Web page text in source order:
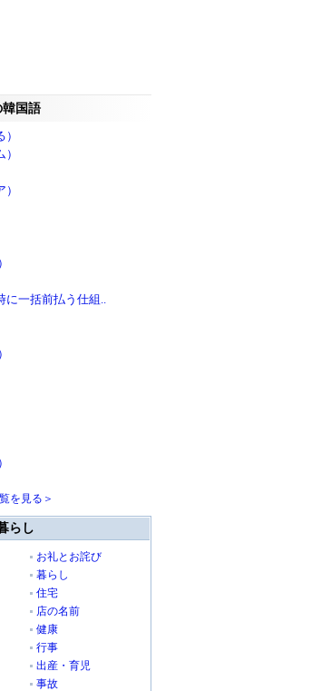
国語
に一括前払う仕組..
を見る＞
らし
お礼とお詫び
暮らし
住宅
店の名前
健康
行事
出産・育児
事故